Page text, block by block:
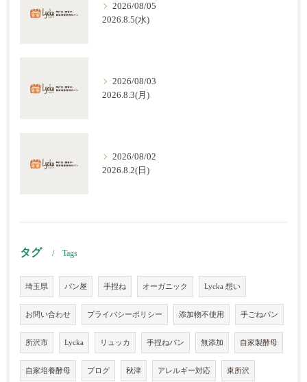
2026/08/05
2026.8.5(水)
2026/08/03
2026.8.3(月)
2026/08/02
2026.8.2(日)
タグ Tags
埼玉県 パン屋 手捏ね オーガニック Lycka 想い
お問い合わせ プライバシーポリシー 添加物不使用 手ごねパン
所沢市 Lycka リュッカ 手捏ねパン 無添加 自家製酵母
自家培養酵母 ブログ 秋津 アレルギー対応 東所沢